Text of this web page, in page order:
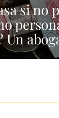
si no
Un